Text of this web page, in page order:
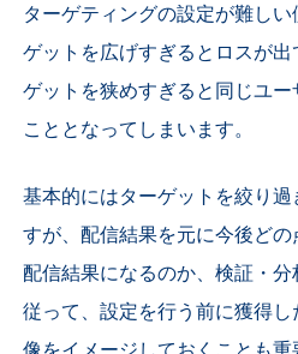
ターゲティングの設定が難し
ゲットを広げすぎるとロスが
ゲットを狭めすぎると同じユ
こととなってしまいます。
基本的にはターゲットを絞り
すが、配信結果を元に今後ど
配信結果になるのか、検証・分
従って、設定を行う前に獲得